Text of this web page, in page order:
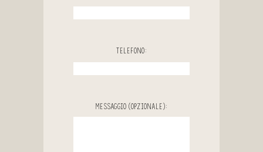
Telefono:
Messaggio (Opzionale):